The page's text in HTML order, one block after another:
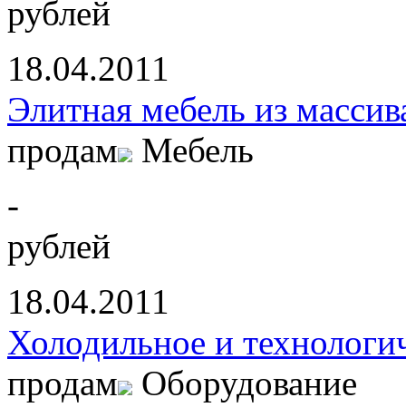
рублей
18.04.2011
Элитная мебель из
продам
Мебель
-
рублей
18.04.2011
Холодильное и
продам
Оборудование